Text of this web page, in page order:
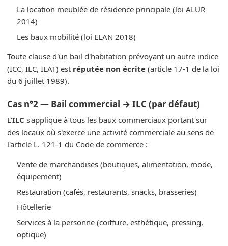
La location meublée de résidence principale (loi ALUR
2014)
Les baux mobilité (loi ELAN 2018)
Toute clause d'un bail d'habitation prévoyant un autre indice
(ICC, ILC, ILAT) est réputée non écrite (article 17-1 de la loi
du 6 juillet 1989).
Cas n°2 — Bail commercial → ILC (par défaut)
L'ILC s'applique à tous les baux commerciaux portant sur
des locaux où s'exerce une activité commerciale au sens de
l'article L. 121-1 du Code de commerce :
Vente de marchandises (boutiques, alimentation, mode,
équipement)
Restauration (cafés, restaurants, snacks, brasseries)
Hôtellerie
Services à la personne (coiffure, esthétique, pressing,
optique)